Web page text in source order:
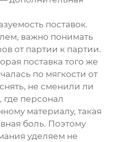
поставок.
важно понимать
от партии к партии.
поставка того же
по мягкости от
не сменили ли
персонал
материалу, такая
боль. Поэтому
уделяем не